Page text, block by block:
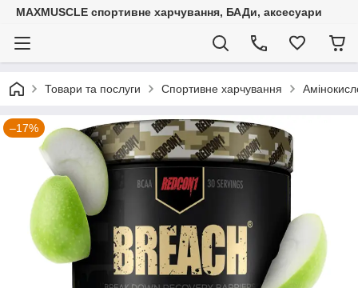
MAXMUSCLE спортивне харчування, БАДи, аксесуари
Товари та послуги Спортивне харчування
–17%